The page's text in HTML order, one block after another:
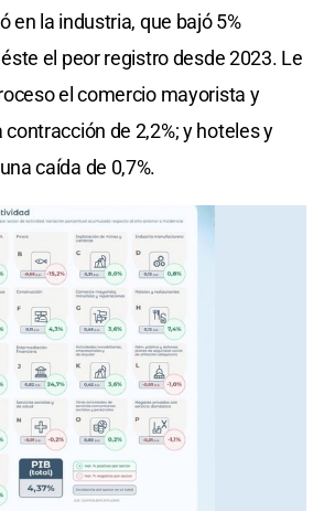
en la industria, que bajó 5%
el peor registro desde 2023. Le
el comercio mayorista y
de 2,2%; y hoteles y
caída de 0,7%.